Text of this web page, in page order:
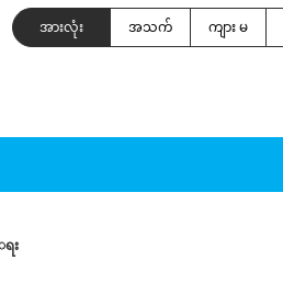
အားလုံး အသက် ကျား မ
း